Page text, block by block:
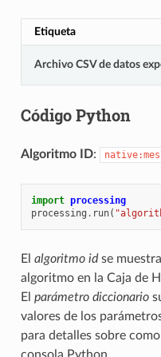
Etiqueta
Archivo CSV de datos
Código Python
Algoritmo ID:
import processing
processing . run(
El algoritmo idse
algoritmo en la Caja de
El parámetro diccionario
valores de los
para detalles sobre